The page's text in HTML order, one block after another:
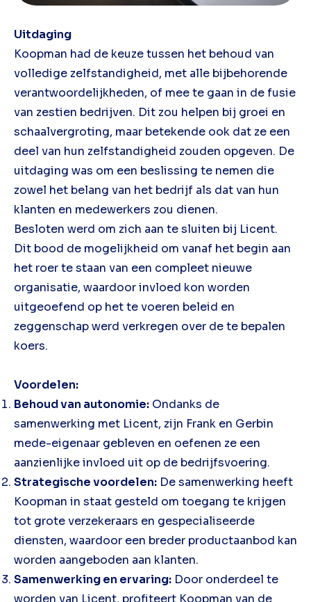
Uitdaging
Koopman had de keuze tussen het behoud van
volledige zelfstandigheid, met alle bijbehorende
verantwoordelijkheden, of mee te gaan in de fusie
van zestien bedrijven. Dit zou helpen bij groei en
schaalvergroting, maar betekende ook dat ze een
deel van hun zelfstandigheid zouden opgeven. De
uitdaging was om een beslissing te nemen die
zowel het belang van het bedrijf als dat van hun
klanten en medewerkers zou dienen.
Besloten werd om zich aan te sluiten bij Licent.
Dit bood de mogelijkheid om vanaf het begin aan
het roer te staan van een compleet nieuwe
organisatie, waardoor invloed kon worden
uitgeoefend op het te voeren beleid en
zeggenschap werd verkregen over de te bepalen
koers.
Voordelen:
Behoud van autonomie: Ondanks de
samenwerking met Licent, zijn Frank en Gerbin
mede-eigenaar gebleven en oefenen ze een
aanzienlijke invloed uit op de bedrijfsvoering.
Strategische voordelen: De samenwerking heeft
Koopman in staat gesteld om toegang te krijgen
tot grote verzekeraars en gespecialiseerde
diensten, waardoor een breder productaanbod kan
worden aangeboden aan klanten.
Samenwerking en ervaring: Door onderdeel te
worden van Licent, profiteert Koopman van de